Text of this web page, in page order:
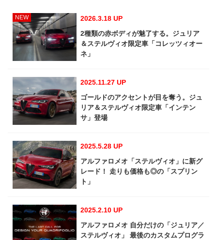
NEW
2026.3.18 UP
2種類の赤ボディが魅了する。ジュリア
＆ステルヴィオ限定車「コレッツィオー
ネ」
2025.11.27 UP
ゴールドのアクセントが目を奪う。ジュ
リア＆ステルヴィオ限定車「インテン
サ」登場
2025.5.28 UP
アルファロメオ「ステルヴィオ」に新グ
レード！ 走りも価格も◎の「スプリン
ト」
2025.2.10 UP
アルファロメオ 自分だけの「ジュリア／
ステルヴィオ」 最後のカスタムプログラ